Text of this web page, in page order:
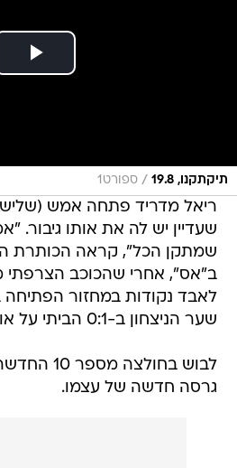
תיקתקנו, 19.8 / ספורט1
ריאל מדריד פתחה אמש
שעדיין יש לה את אותו גיבור.
שמתקן הכל", קראה הכותרת
ב"אס", אחרי שהכוכב הצרפתי
לאבד נקודות במחזור
שער הניצחון ב-0:1 הביתי על אוסאסונה.
לבוש
גרסה חדשה של עצמו.